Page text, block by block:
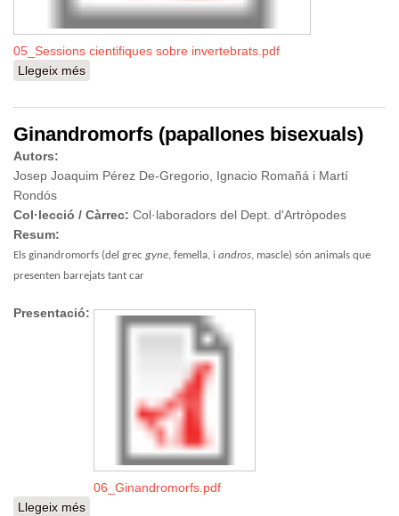
05_Sessions cientifiques sobre invertebrats.pdf
Llegeix més
20 anys
Ginandromorfs (papallones bisexuals)
Autors:
Josep Joaquim Pérez De-Gregorio, Ignacio Romañá i Martí
Rondós
Col·lecció / Càrrec: Col·laboradors del Dept. d'Artròpodes
Resum:
Els ginandromorfs (del grec gyne, femella, i andros, mascle) són animals que
presenten barrejats tant car
Presentació:
06_Ginandromorfs.pdf
Llegeix més